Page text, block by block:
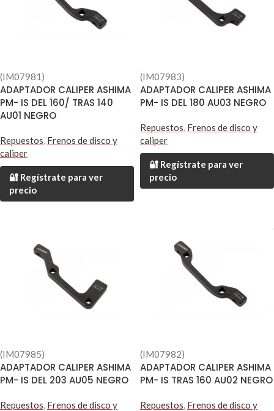
(IM07981)
ADAPTADOR CALIPER ASHIMA
PM- IS DEL 160/ TRAS 140
AU01 NEGRO
Repuestos, Frenos de disco y
caliper
🔐 Regístrate para ver
precio
(IM07983)
ADAPTADOR CALIPER ASHIMA
PM- IS DEL 180 AU03 NEGRO
Repuestos, Frenos de disco y
caliper
🔐 Regístrate para ver
precio
(IM07985)
ADAPTADOR CALIPER ASHIMA
PM- IS DEL 203 AU05 NEGRO
Repuestos, Frenos de disco y
(IM07982)
ADAPTADOR CALIPER ASHIMA
PM- IS TRAS 160 AU02 NEGRO
Repuestos, Frenos de disco y